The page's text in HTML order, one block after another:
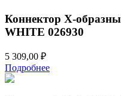
Коннектор Х-
WHITE 026930
5 309,00 ₽
Подробнее